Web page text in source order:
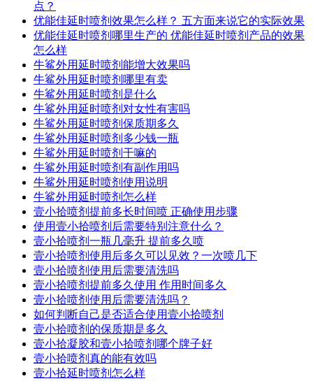
点？
优能佳延时喷剂效果怎么样？ 五方面来说它的实际效果
优能佳延时喷剂哪里生产的 优能佳延时喷剂产品的效果
怎么样
牛鲨外用延时喷剂能增大效果吗
牛鲨外用延时喷剂哪里有卖
牛鲨外用延时喷剂是什么
牛鲨外用延时喷剂对女性有害吗
牛鲨外用延时喷剂保质期多久
牛鲨外用延时喷剂多少钱一瓶
牛鲨外用延时喷剂干嘛的
牛鲨外用延时喷剂有副作用吗
牛鲨外用延时喷剂使用说明
牛鲨外用延时喷剂怎么样
壹小拾喷剂提前多长时间喷 正确使用步骤
使用壹小拾喷剂后需要特别注意什么？
壹小拾喷剂一瓶几毫升 提前多久喷
壹小拾喷剂使用后多久可以见效？一次喷几下
壹小拾喷剂使用后需要清洗吗
壹小拾喷剂提前多久使用 作用时间多久
壹小拾喷剂使用后需要清洗吗？
如何判断自己是否适合使用壹小拾喷剂
壹小拾喷剂的保质期是多久
壹小拾凝胶和壹小拾喷剂哪个牌子好
壹小拾喷剂真的能有效吗
壹小拾延时喷剂怎么样